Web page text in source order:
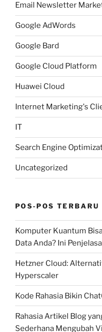
Email Newsletter
Google AdWords
Google Bard
Google Cloud Platform
Huawei Cloud
Internet Marketing's
IT
Search Engine
Uncategorized
POS-POS TERBARU
Komputer Kuantum
Data Anda? Ini
Hetzner Cloud:
Hyperscaler
Kode Rahasia Bikin
Rahasia Artikel Blog
Sederhana Mengubah